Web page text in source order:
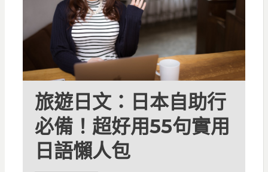
旅遊日文：日本自助行
必備！超好用55句實用
日語懶人包